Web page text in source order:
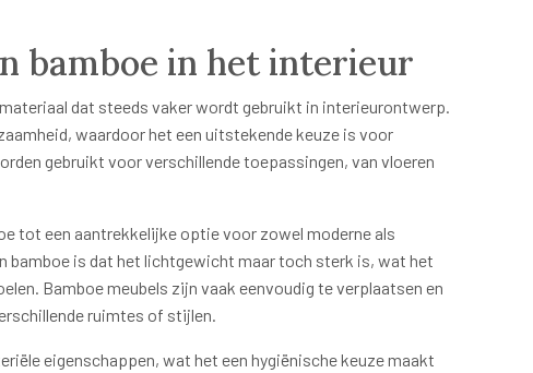
bamboe in het interieur
dat steeds vaker wordt gebruikt in interieurontwerp.
waardoor het een uitstekende keuze is voor
gebruikt voor verschillende toepassingen, van vloeren
tot een aantrekkelijke optie voor zowel moderne als
bamboe is dat het lichtgewicht maar toch sterk is, wat het
Bamboe meubels zijn vaak eenvoudig te verplaatsen en
ruimtes of stijlen.
eigenschappen, wat het een hygiënische keuze maakt